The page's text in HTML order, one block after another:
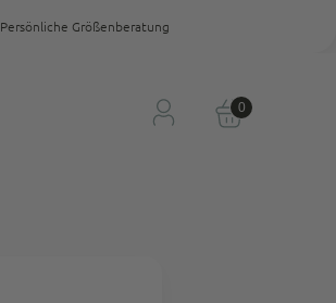
Persönliche Größenberatung
Persönliche Größenberatung
0